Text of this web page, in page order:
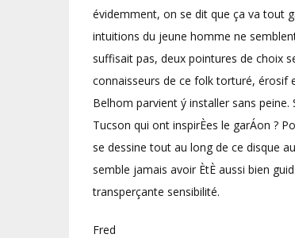
évidemment, on se dit que ça va tout
intuitions du jeune homme ne
suffisait pas, deux pointures de choix
connaisseurs de ce folk torturé, érosif
Belhom parvient ý installer sans
Tucson qui ont inspirÈes le garÁon ?
se dessine tout au long de ce disque
semble jamais avoir ÈtÈ aussi bien
transperçante sensibilité.
Fred